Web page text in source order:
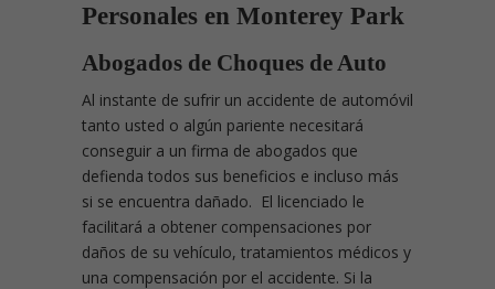
Personales en Monterey Park
Abogados de Choques de Auto
Al instante de sufrir un accidente de automóvil
tanto usted o algún pariente necesitará
conseguir a un firma de abogados que
defienda todos sus beneficios e incluso más
si se encuentra dañado. El licenciado le
facilitará a obtener compensaciones por
daños de su vehículo, tratamientos médicos y
una compensación por el accidente. Si la